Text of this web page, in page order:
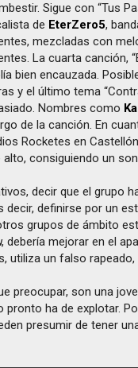
Sigue con “Tus
de EterZero5,
mezcladas con
La cuarta canción,
bien encauzada.
y el último tema
Nombres como
de la canción. En
Rocketes en
consiguiendo un
decir que el grupo
definirse por un
grupos de ámbito
, debería mejorar en el
utiliza un falso
preocupar, son una
pronto ha de explotar.
presumir de tener